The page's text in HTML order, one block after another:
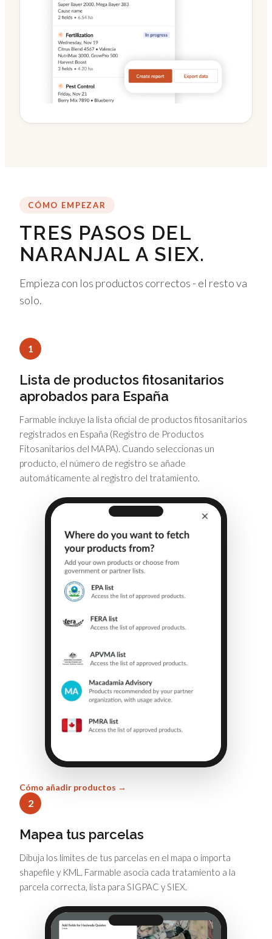
CÓMO EMPEZAR
TRES PASOS DEL
NARANJAL A SIEX.
Empieza con los productos correctos - el resto va
solo.
1
Lista de productos fitosanitarios
aprobados para España
Farmable incluye la lista oficial de productos fitosanitarios
registrados en España (Registro de Productos
Fitosanitarios del MAPA). Cuando seleccionas un
producto, el número de registro se añade
automáticamente al registro del tratamiento.
Cómo añadir productos →
2
Mapea tus parcelas
Dibuja los límites de tus parcelas en el mapa o importa
shapefile y KML. Farmable asocia cada tratamiento a la
parcela correcta, lista para SIGPAC y SIEX.